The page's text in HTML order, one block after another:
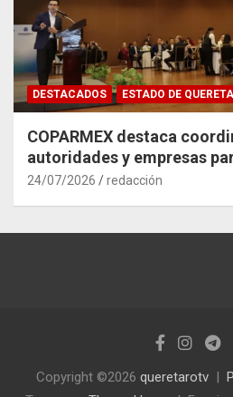
DESTACADOS ESTADO DE
COPARMEX destaca
autoridades y empresas
impacto del Tren
24/07/2026 redacción
Copyright ©2026 queretarotv